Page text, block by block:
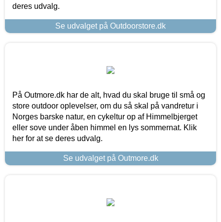
deres udvalg.
Se udvalget på Outdoorstore.dk
På Outmore.dk har de alt, hvad du skal bruge til små og
store outdoor oplevelser, om du så skal på vandretur i
Norges barske natur, en cykeltur op af Himmelbjerget
eller sove under åben himmel en lys sommernat. Klik
her for at se deres udvalg.
Se udvalget på Outmore.dk